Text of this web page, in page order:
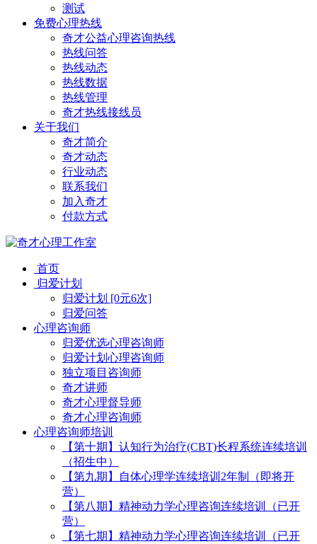
测试
免费心理热线
奇才公益心理咨询热线
热线问答
热线动态
热线数据
热线管理
奇才热线接线员
关于我们
奇才简介
奇才动态
行业动态
联系我们
加入奇才
付款方式
首页
归爱计划
归爱计划 [0元6次]
归爱问答
心理咨询师
归爱优选心理咨询师
归爱计划心理咨询师
独立项目咨询师
奇才讲师
奇才心理督导师
奇才心理咨询师
心理咨询师培训
【第十期】认知行为治疗(CBT)长程系统连续培训
（招生中）
【第九期】自体心理学连续培训2年制（即将开
营）
【第八期】精神动力学心理咨询连续培训（已开
营）
【第七期】精神动力学心理咨询连续培训（已开